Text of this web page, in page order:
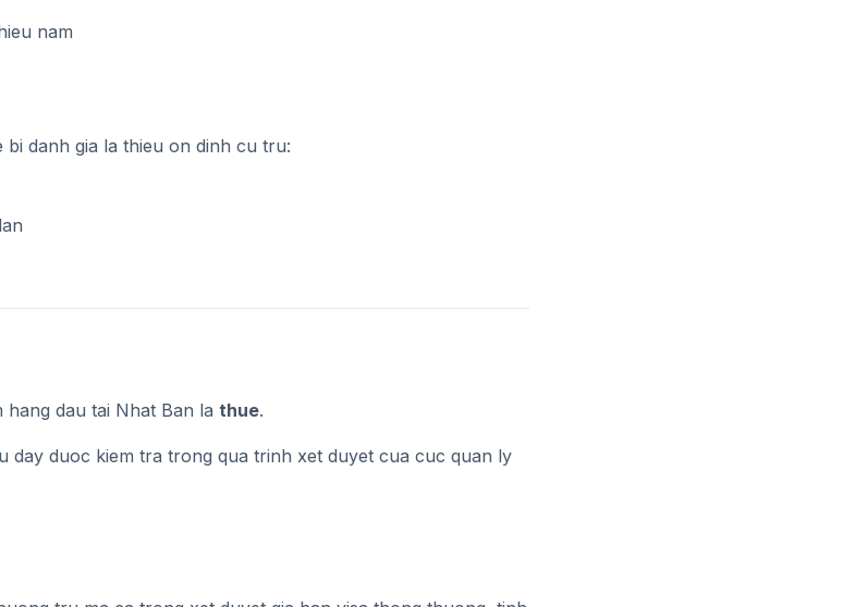
nam
danh gia la thieu on dinh cu tru:
dau tai Nhat Ban la thue.
day duoc kiem tra trong qua trinh xet duyet cua cuc quan ly